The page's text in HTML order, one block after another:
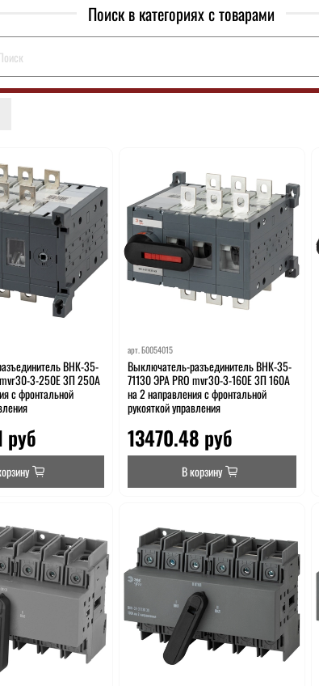
Поиск в категориях с товарами
ВНК-35-
mvr30-3-250E 3П 250А
с фронтальной
руб
арт.Б0054015
Выключатель-разъединитель ВНК-35-
71130 ЭРА PRO mvr30-3-160E 3П 160А
на 2 направления с фронтальной
рукояткой управления
13470.48 руб
В корзину